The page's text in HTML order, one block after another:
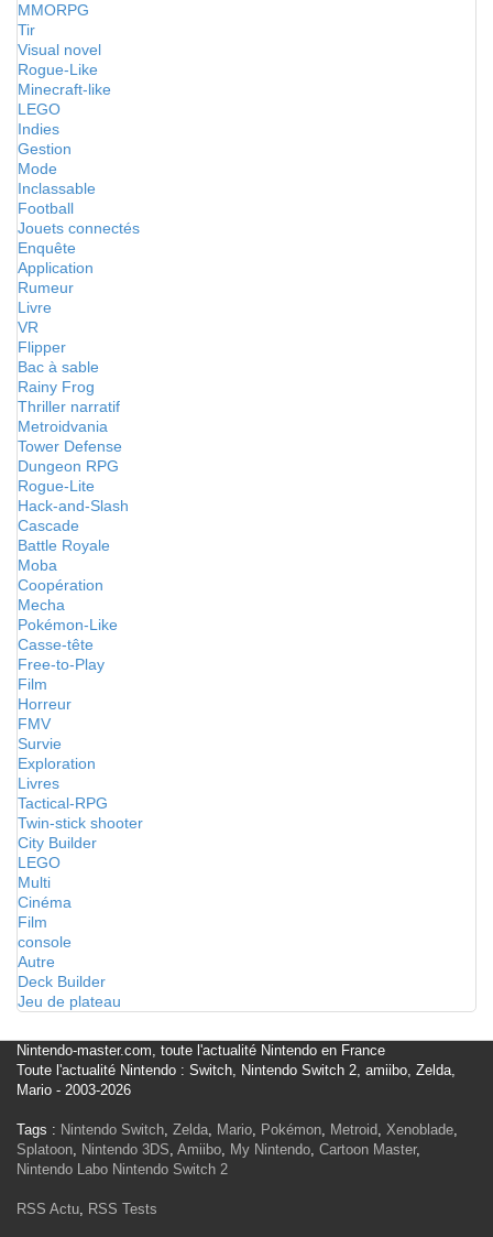
MMORPG
Tir
Visual novel
Rogue-Like
Minecraft-like
LEGO
Indies
Gestion
Mode
Inclassable
Football
Jouets connectés
Enquête
Application
Rumeur
Livre
VR
Flipper
Bac à sable
Rainy Frog
Thriller narratif
Metroidvania
Tower Defense
Dungeon RPG
Rogue-Lite
Hack-and-Slash
Cascade
Battle Royale
Moba
Coopération
Mecha
Pokémon-Like
Casse-tête
Free-to-Play
Film
Horreur
FMV
Survie
Exploration
Livres
Tactical-RPG
Twin-stick shooter
City Builder
LEGO
Multi
Cinéma
Film
console
Autre
Deck Builder
Jeu de plateau
Nintendo-master.com, toute l'actualité Nintendo en France
Toute l'actualité Nintendo : Switch, Nintendo Switch 2, amiibo, Zelda,
Mario - 2003-2026
Tags : Nintendo Switch, Zelda, Mario, Pokémon, Metroid, Xenoblade,
Splatoon, Nintendo 3DS, Amiibo, My Nintendo, Cartoon Master,
Nintendo Labo Nintendo Switch 2
RSS Actu, RSS Tests